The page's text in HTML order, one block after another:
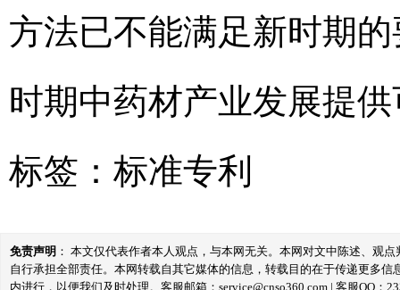
方法已不能满足新时期
时期中药材产业发展提
标签： 标准专利
免责声明 ： 本文仅代表作者本人观点，与本网无关。本网对文中陈述、观
自行承担全部责任。本网转载自其它媒体的信息，转载目的在于传递更多
内进行，以便我们及时处理。客服邮箱：service@cnso360.com | 客服QQ：